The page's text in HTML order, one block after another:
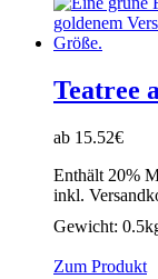
Teatree
ab 15.52€
Enthält 20%
inkl.
Gewicht:
Zum Produkt